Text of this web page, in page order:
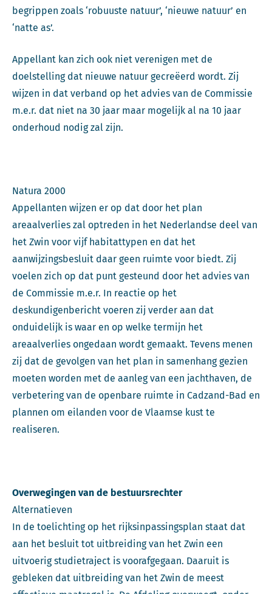
begrippen zoals ‘robuuste natuur’, ‘nieuwe natuur’ en
‘natte as’.
Appellant kan zich ook niet verenigen met de
doelstelling dat nieuwe natuur gecreëerd wordt. Zij
wijzen in dat verband op het advies van de Commissie
m.e.r. dat niet na 30 jaar maar mogelijk al na 10 jaar
onderhoud nodig zal zijn.
Natura 2000
Appellanten wijzen er op dat door het plan
areaalverlies zal optreden in het Nederlandse deel van
het Zwin voor vijf habitattypen en dat het
aanwijzingsbesluit daar geen ruimte voor biedt. Zij
voelen zich op dat punt gesteund door het advies van
de Commissie m.e.r. In reactie op het
deskundigenbericht voeren zij verder aan dat
onduidelijk is waar en op welke termijn het
areaalverlies ongedaan wordt gemaakt. Tevens menen
zij dat de gevolgen van het plan in samenhang gezien
moeten worden met de aanleg van een jachthaven, de
verbetering van de openbare ruimte in Cadzand-Bad en
plannen om eilanden voor de Vlaamse kust te
realiseren.
Overwegingen van de bestuursrechter
Alternatieven
In de toelichting op het rijksinpassingsplan staat dat
aan het besluit tot uitbreiding van het Zwin een
uitvoerig studietraject is voorafgegaan. Daaruit is
gebleken dat uitbreiding van het Zwin de meest